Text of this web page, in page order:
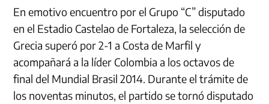
En emotivo encuentro por el Grupo “C” disputado
en el Estadio Castelao de Fortaleza, la selección de
Grecia superó por 2-1 a Costa de Marfil y
acompañará a la líder Colombia a los octavos de
final del Mundial Brasil 2014. Durante el trámite de
los noventas minutos, el partido se tornó disputado